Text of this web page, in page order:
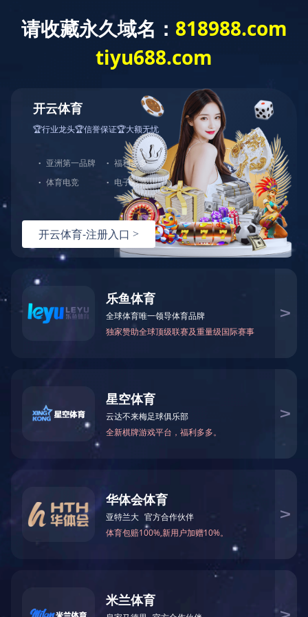
世界杯竞猜网站-世
界杯（中国）
企业概况
工程业绩
世界杯竞猜网站-世
banner
世界杯竞猜网站-世界杯（中国） >工程业绩>超高层及特大型地